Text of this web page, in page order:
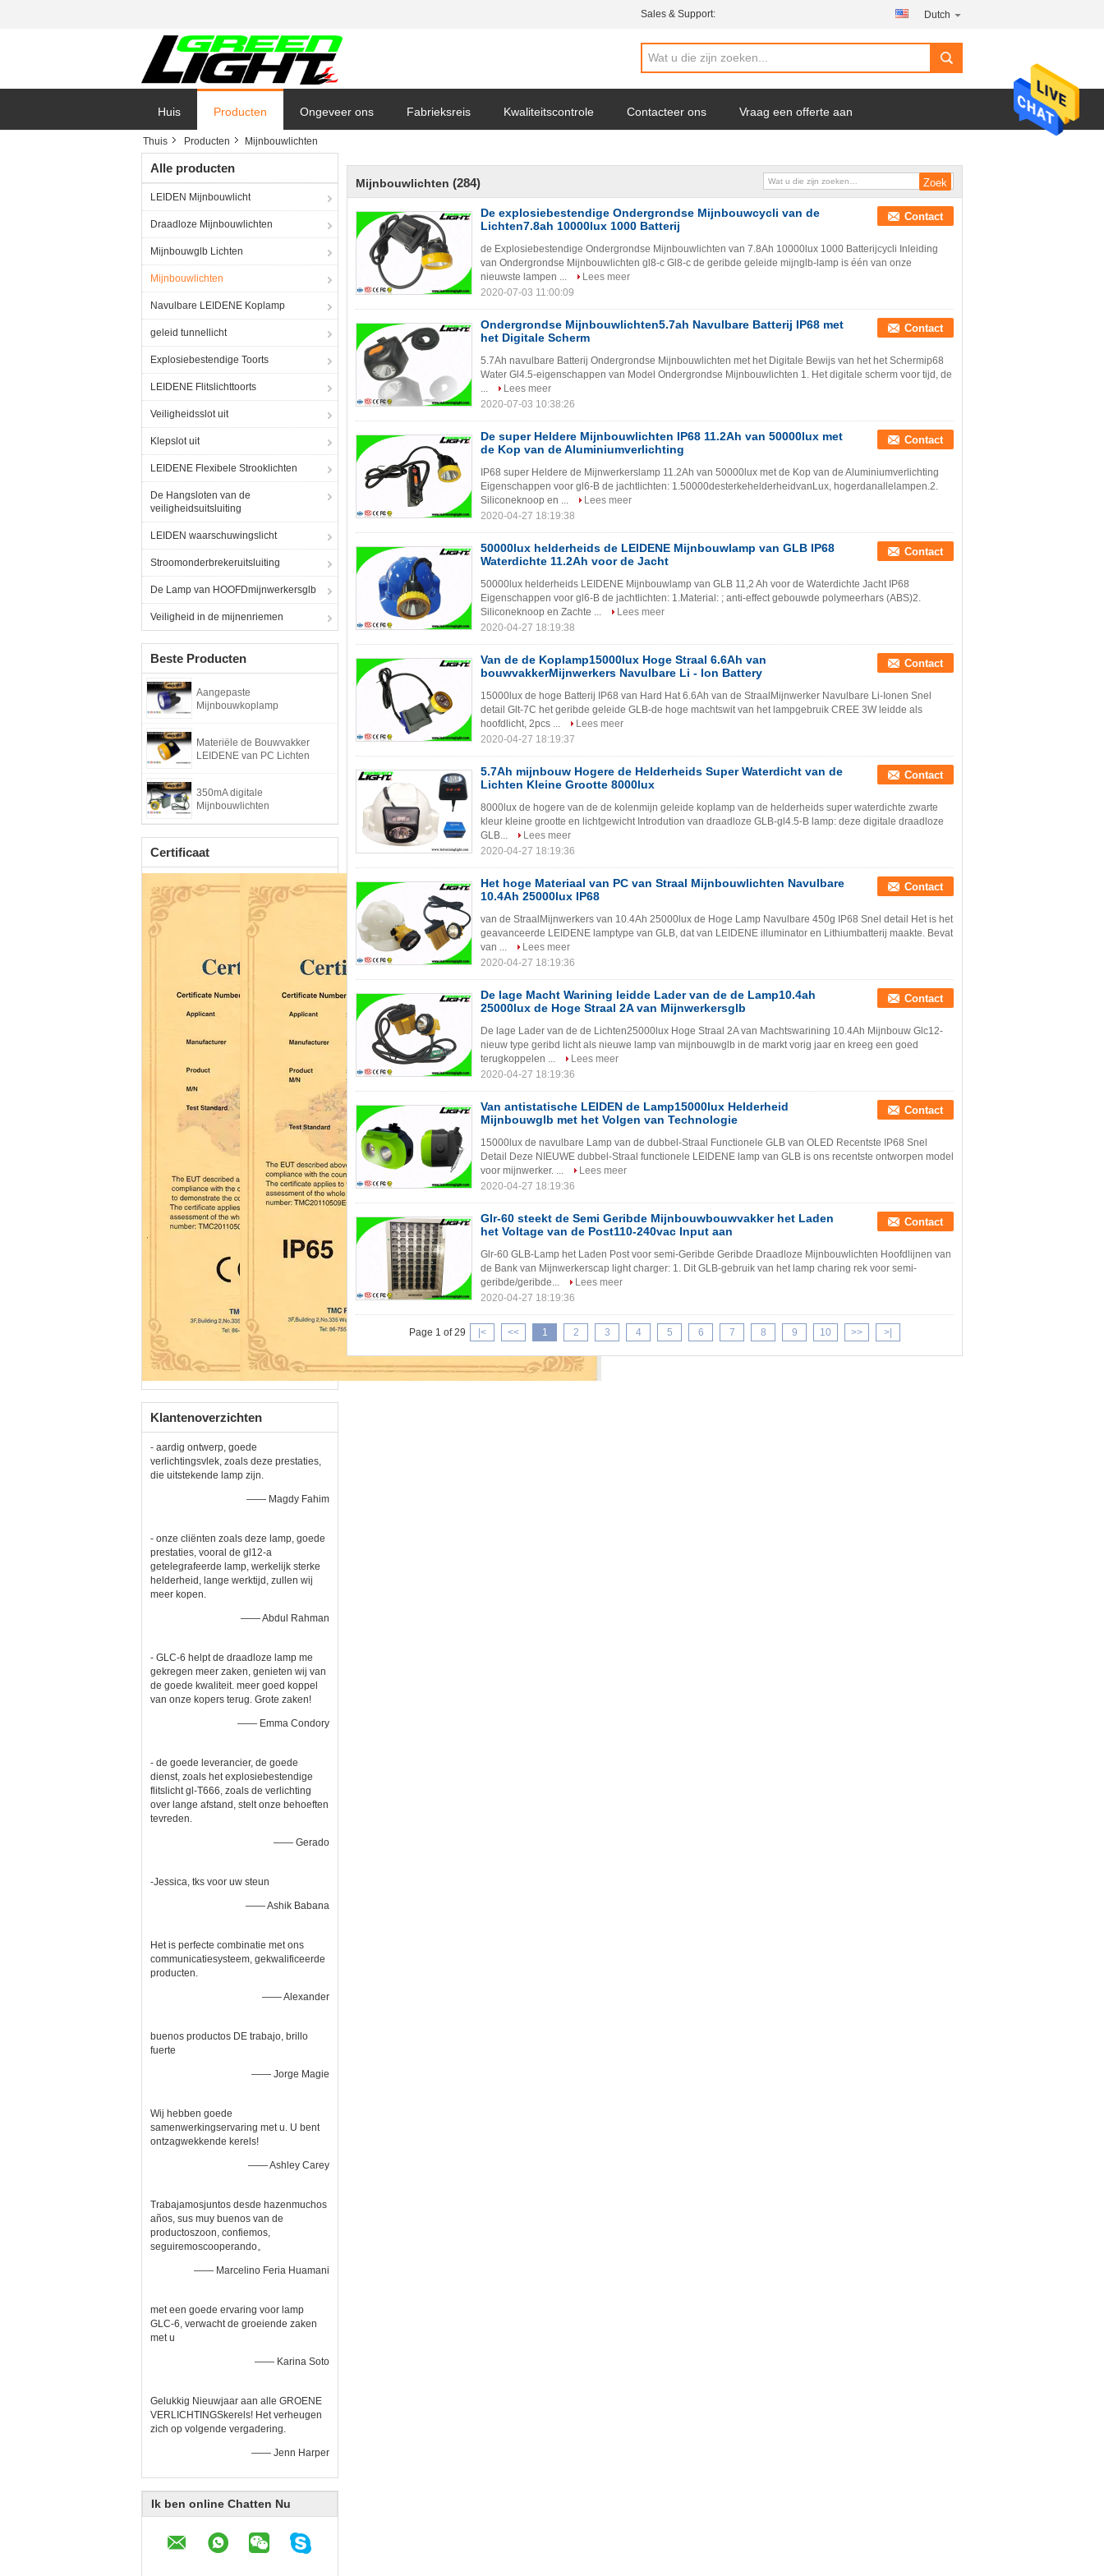
Sales & Support: Dutch
Huis Producten Ongeveer ons Fabrieksreis Kwaliteitscontrole Contacteer ons Vraag een offerte aan
Thuis Producten Mijnbouwlichten
Alle producten
LEIDEN Mijnbouwlicht
Draadloze Mijnbouwlichten
Mijnbouwglb Lichten
Mijnbouwlichten
Navulbare LEIDENE Koplamp
geleid tunnellicht
Explosiebestendige Toorts
LEIDENE Flitslichttoorts
Veiligheidsslot uit
Klepslot uit
LEIDENE Flexibele Strooklichten
De Hangsloten van de
veiligheidsuitsluiting
LEIDEN waarschuwingslicht
Stroomonderbrekeruitsluiting
De Lamp van HOOFDmijnwerkersglb
Veiligheid in de mijnenriemen
Beste Producten
Aangepaste
Mijnbouwkoplamp
Materiële de Bouwvakker
LEIDENE van PC Lichten
350mA digitale
Mijnbouwlichten
Certificaat
Klantenoverzichten
- aardig ontwerp, goede
verlichtingsvlek, zoals deze prestaties,
die uitstekende lamp zijn.
—— Magdy Fahim
- onze cliënten zoals deze lamp, goede
prestaties, vooral de gl12-a
getelegrafeerde lamp, werkelijk sterke
helderheid, lange werktijd, zullen wij
meer kopen.
—— Abdul Rahman
- GLC-6 helpt de draadloze lamp me
gekregen meer zaken, genieten wij van
de goede kwaliteit. meer goed koppel
van onze kopers terug. Grote zaken!
—— Emma Condory
- de goede leverancier, de goede
dienst, zoals het explosiebestendige
flitslicht gl-T666, zoals de verlichting
over lange afstand, stelt onze behoeften
tevreden.
—— Gerado
-Jessica, tks voor uw steun
—— Ashik Babana
Het is perfecte combinatie met ons
communicatiesysteem, gekwalificeerde
producten.
—— Alexander
buenos productos DE trabajo, brillo
fuerte
—— Jorge Magie
Wij hebben goede
samenwerkingservaring met u. U bent
ontzagwekkende kerels!
—— Ashley Carey
Trabajamosjuntos desde hazenmuchos
años, sus muy buenos van de
productoszoon, confiemos,
seguiremoscooperando。
—— Marcelino Feria Huamani
met een goede ervaring voor lamp
GLC-6, verwacht de groeiende zaken
met u
—— Karina Soto
Gelukkig Nieuwjaar aan alle GROENE
VERLICHTINGSkerels! Het verheugen
zich op volgende vergadering.
—— Jenn Harper
Ik ben online Chatten Nu
Mijnbouwlichten (284)
De explosiebestendige Ondergrondse Mijnbouwcycli van de
Lichten7.8ah 10000lux 1000 Batterij
Contact
de Explosiebestendige Ondergrondse Mijnbouwlichten van 7.8Ah 10000lux 1000 Batterijcycli Inleiding
van Ondergrondse Mijnbouwlichten gl8-c Gl8-c de geribde geleide mijnglb-lamp is één van onze
nieuwste lampen ...
Lees meer
2020-07-03 11:00:09
Ondergrondse Mijnbouwlichten5.7ah Navulbare Batterij IP68 met
het Digitale Scherm
Contact
5.7Ah navulbare Batterij Ondergrondse Mijnbouwlichten met het Digitale Bewijs van het het Schermip68
Water Gl4.5-eigenschappen van Model Ondergrondse Mijnbouwlichten 1. Het digitale scherm voor tijd, de
...
Lees meer
2020-07-03 10:38:26
De super Heldere Mijnbouwlichten IP68 11.2Ah van 50000lux met
de Kop van de Aluminiumverlichting
Contact
IP68 super Heldere de Mijnwerkerslamp 11.2Ah van 50000lux met de Kop van de Aluminiumverlichting
Eigenschappen voor gl6-B de jachtlichten: 1.50000desterkehelderheidvanLux, hogerdanallelampen.2.
Siliconeknoop en ...
Lees meer
2020-04-27 18:19:38
50000lux helderheids de LEIDENE Mijnbouwlamp van GLB IP68
Waterdichte 11.2Ah voor de Jacht
Contact
50000lux helderheids LEIDENE Mijnbouwlamp van GLB 11,2 Ah voor de Waterdichte Jacht IP68
Eigenschappen voor gl6-B de jachtlichten: 1.Material: ; anti-effect gebouwde polymeerhars (ABS)2.
Siliconeknoop en Zachte ...
Lees meer
2020-04-27 18:19:38
Van de de Koplamp15000lux Hoge Straal 6.6Ah van
bouwvakkerMijnwerkers Navulbare Li - Ion Battery
Contact
15000lux de hoge Batterij IP68 van Hard Hat 6.6Ah van de StraalMijnwerker Navulbare Li-Ionen Snel
detail Glt-7C het geribde geleide GLB-de hoge machtswit van het lampgebruik CREE 3W leidde als
hoofdlicht, 2pcs ...
Lees meer
2020-04-27 18:19:37
5.7Ah mijnbouw Hogere de Helderheids Super Waterdicht van de
Lichten Kleine Grootte 8000lux
Contact
8000lux de hogere van de de kolenmijn geleide koplamp van de helderheids super waterdichte zwarte
kleur kleine grootte en lichtgewicht Introdution van draadloze GLB-gl4.5-B lamp: deze digitale draadloze
GLB...
Lees meer
2020-04-27 18:19:36
Het hoge Materiaal van PC van Straal Mijnbouwlichten Navulbare
10.4Ah 25000lux IP68
Contact
van de StraalMijnwerkers van 10.4Ah 25000lux de Hoge Lamp Navulbare 450g IP68 Snel detail Het is het
geavanceerde LEIDENE lamptype van GLB, dat van LEIDENE illuminator en Lithiumbatterij maakte. Bevat
van ...
Lees meer
2020-04-27 18:19:36
De lage Macht Warining leidde Lader van de de Lamp10.4ah
25000lux de Hoge Straal 2A van Mijnwerkersglb
Contact
De lage Lader van de de Lichten25000lux Hoge Straal 2A van Machtswarining 10.4Ah Mijnbouw Glc12-
nieuw type geribd licht als nieuwe lamp van mijnbouwglb in de markt vorig jaar en kreeg een goed
terugkoppelen ...
Lees meer
2020-04-27 18:19:36
Van antistatische LEIDEN de Lamp15000lux Helderheid
Mijnbouwglb met het Volgen van Technologie
Contact
15000lux de navulbare Lamp van de dubbel-Straal Functionele GLB van OLED Recentste IP68 Snel
Detail Deze NIEUWE dubbel-Straal functionele LEIDENE lamp van GLB is ons recentste ontworpen model
voor mijnwerker. ...
Lees meer
2020-04-27 18:19:36
Glr-60 steekt de Semi Geribde Mijnbouwbouwvakker het Laden
het Voltage van de Post110-240vac Input aan
Contact
Glr-60 GLB-Lamp het Laden Post voor semi-Geribde Geribde Draadloze Mijnbouwlichten Hoofdlijnen van
de Bank van Mijnwerkerscap light charger: 1. Dit GLB-gebruik van het lamp charing rek voor semi-
geribde/geribde...
Lees meer
2020-04-27 18:19:36
Page 1 of 29 |< << 1 2 3 4 5 6 7 8 9 10 >> >|